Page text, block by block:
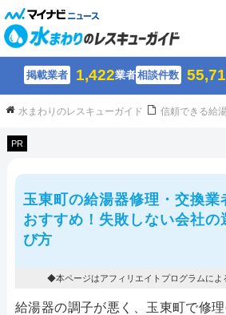
掲載業者 1,422業者相談件数
水まわりのレスキューガイド 信頼できる給
PR
玉東町の給湯器修理・交換業
おすすめ！失敗しない会社の
び方
◆本ページはアフィリエイトプログラムによ
給湯器の調子が悪く、玉東町で修